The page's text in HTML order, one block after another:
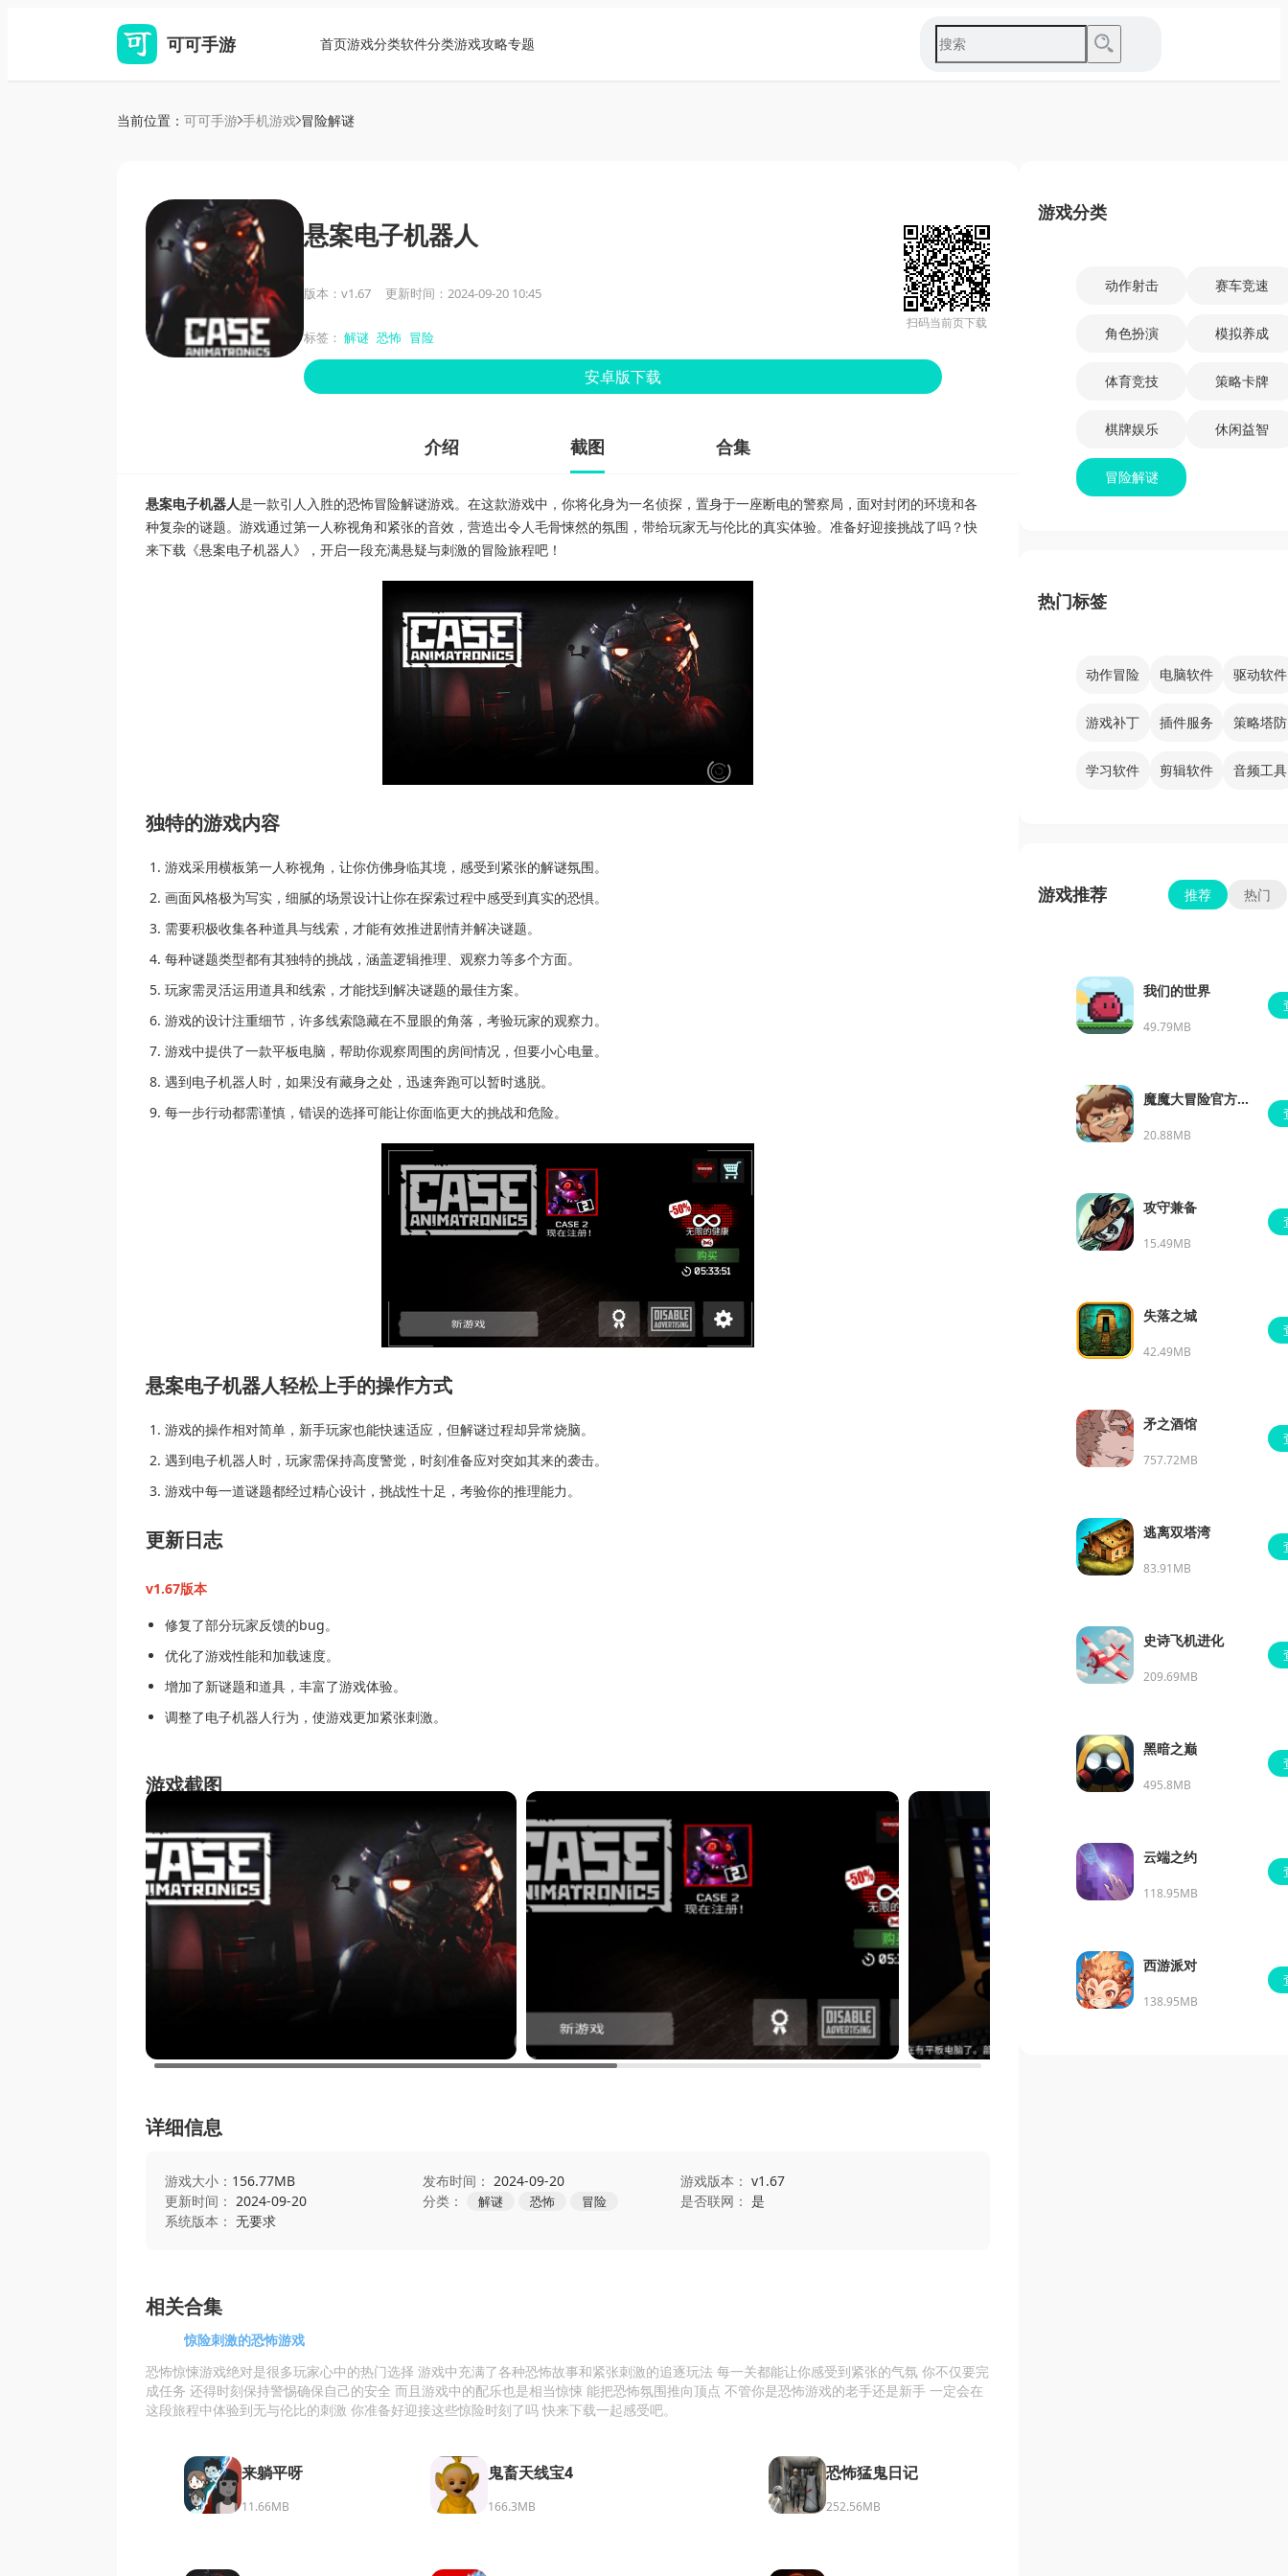
可可手游 首页游戏分类软件分类游戏攻略专题
当前位置： 可可手游 手机游戏 冒险解谜
悬案电子机器人
版本：v1.67 更新时间：2024-09-20 10:45
标签： 解谜 恐怖 冒险
安卓版下载
扫码当前页下载
介绍 截图 合集
悬案电子机器人是一款引人入胜的恐怖冒险解谜游戏。在这款游戏中，你将化身为一名侦探，置身于一座断电的警察局，面对封闭的环境和各
种复杂的谜题。游戏通过第一人称视角和紧张的音效，营造出令人毛骨悚然的氛围，带给玩家无与伦比的真实体验。准备好迎接挑战了吗？快
来下载《悬案电子机器人》，开启一段充满悬疑与刺激的冒险旅程吧！
独特的游戏内容
游戏采用横板第一人称视角，让你仿佛身临其境，感受到紧张的解谜氛围。
画面风格极为写实，细腻的场景设计让你在探索过程中感受到真实的恐惧。
需要积极收集各种道具与线索，才能有效推进剧情并解决谜题。
每种谜题类型都有其独特的挑战，涵盖逻辑推理、观察力等多个方面。
玩家需灵活运用道具和线索，才能找到解决谜题的最佳方案。
游戏的设计注重细节，许多线索隐藏在不显眼的角落，考验玩家的观察力。
游戏中提供了一款平板电脑，帮助你观察周围的房间情况，但要小心电量。
遇到电子机器人时，如果没有藏身之处，迅速奔跑可以暂时逃脱。
每一步行动都需谨慎，错误的选择可能让你面临更大的挑战和危险。
悬案电子机器人轻松上手的操作方式
游戏的操作相对简单，新手玩家也能快速适应，但解谜过程却异常烧脑。
遇到电子机器人时，玩家需保持高度警觉，时刻准备应对突如其来的袭击。
游戏中每一道谜题都经过精心设计，挑战性十足，考验你的推理能力。
更新日志
v1.67版本
修复了部分玩家反馈的bug。
优化了游戏性能和加载速度。
增加了新谜题和道具，丰富了游戏体验。
调整了电子机器人行为，使游戏更加紧张刺激。
游戏截图
详细信息
游戏大小： 156.77MB 发布时间： 2024-09-20 游戏版本： v1.67
更新时间： 2024-09-20 分类： 解谜 恐怖 冒险 是否联网： 是
系统版本： 无要求
相关合集
惊险刺激的恐怖游戏
恐怖惊悚游戏绝对是很多玩家心中的热门选择 游戏中充满了各种恐怖故事和紧张刺激的追逐玩法 每一关都能让你感受到紧张的气氛 你不仅要完
成任务 还得时刻保持警惕确保自己的安全 而且游戏中的配乐也是相当惊悚 能把恐怖氛围推向顶点 不管你是恐怖游戏的老手还是新手 一定会在
这段旅程中体验到无与伦比的刺激 你准备好迎接这些惊险时刻了吗 快来下载一起感受吧。
来躺平呀
11.66MB
鬼畜天线宝4
166.3MB
恐怖猛鬼日记
252.56MB
游戏分类
动作射击 赛车竞速
角色扮演 模拟养成
体育竞技 策略卡牌
棋牌娱乐 休闲益智
冒险解谜
热门标签
动作冒险 电脑软件 驱动软件
游戏补丁 插件服务 策略塔防
学习软件 剪辑软件 音频工具
游戏推荐 推荐 热门
我们的世界
49.79MB
魔魔大冒险官方正
版
20.88MB
攻守兼备
15.49MB
失落之城
42.49MB
矛之酒馆
757.72MB
逃离双塔湾
83.91MB
史诗飞机进化
209.69MB
黑暗之巅
495.8MB
云端之约
118.95MB
西游派对
138.95MB